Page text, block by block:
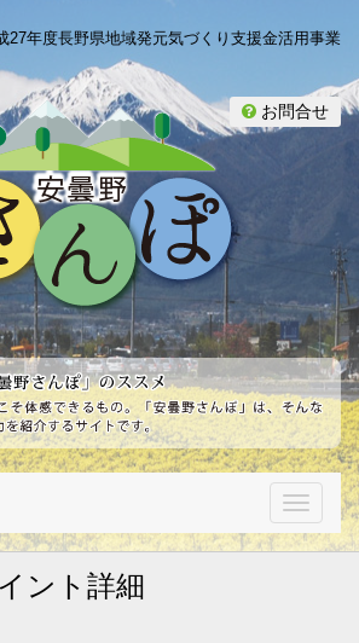
お問合せ
27年度長野県地域発元気づくり支援金活用事業
T
o
g
g
ント詳細